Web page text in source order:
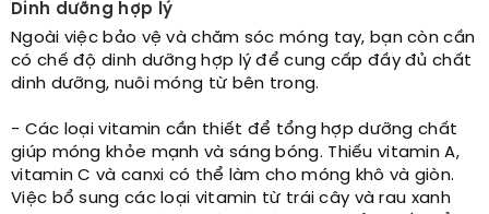
Dinh dưỡng hợp lý
Ngoài việc bảo vệ và chăm sóc móng tay, bạn còn cần
có chế độ dinh dưỡng hợp lý để cung cấp đầy đủ chất
dinh dưỡng, nuôi móng từ bên trong.
- Các loại vitamin cần thiết để tổng hợp dưỡng chất
giúp móng khỏe mạnh và sáng bóng. Thiếu vitamin A,
vitamin C và canxi có thể làm cho móng khô và giòn.
Việc bổ sung các loại vitamin từ trái cây và rau xanh